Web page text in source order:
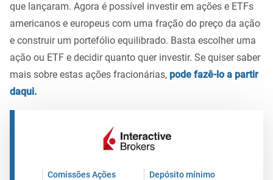
que lançaram. Agora é possível investir em ações e ETFs
americanos e europeus com uma fração do preço da ação
e construir um portefólio equilibrado. Basta escolher uma
ação ou ETF e decidir quanto quer investir. Se quiser saber
mais sobre estas ações fracionárias, pode fazê-lo a partir
daqui.
Comissões Ações Depósito mínimo